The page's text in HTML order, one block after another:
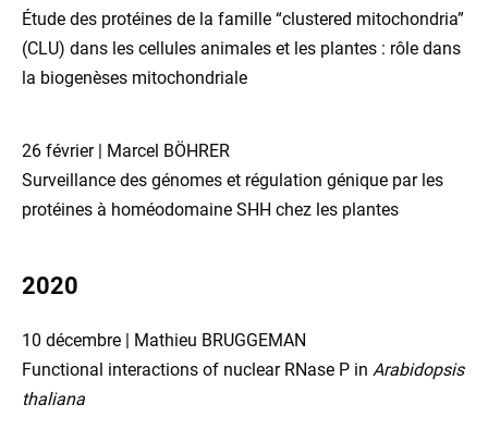
Étude des protéines de la famille “clustered mitochondria”
(CLU) dans les cellules animales et les plantes : rôle dans
la biogenèses mitochondriale
26 février | Marcel BÖHRER
Surveillance des génomes et régulation génique par les
protéines à homéodomaine SHH chez les plantes
2020
10 décembre | Mathieu BRUGGEMAN
Functional interactions of nuclear RNase P in Arabidopsis
thaliana